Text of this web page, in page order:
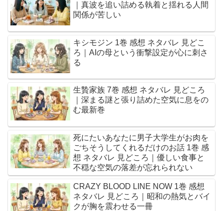
｜真波を追い詰める執着と揺れる人間
関係が苦しい
キシモジン 1巻 感想 ネタバレ 見どこ
ろ｜AIの母という衝撃設定が心に刺さ
る
生贄家族 7巻 感想 ネタバレ 見どころ
｜深まる謎と張り詰めた空気に息をの
む最新巻
死にたいあなたに男子大学生がお肉を
ごちそうしてくれるだけのお話 1巻 感
想 ネタバレ 見どころ｜優しい食事と
不穏な空気の落差が忘れられない
CRAZY BLOOD LINE NOW 1巻 感想
ネタバレ 見どころ｜昭和の熱気とバイ
クが胸を震わせる一冊